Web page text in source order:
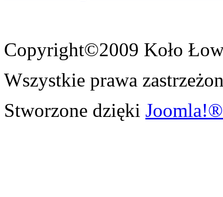
Copyright©2009 Koło
Wszystkie prawa
Stworzone dzięki Joomla!®